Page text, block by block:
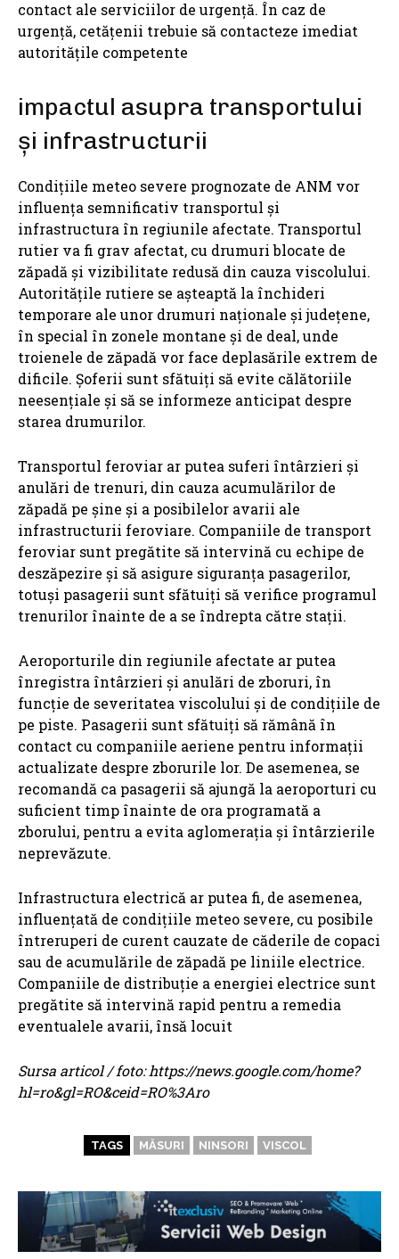
contact ale serviciilor de urgență. În caz de
urgență, cetățenii trebuie să contacteze imediat
autoritățile competente
impactul asupra transportului
și infrastructurii
Condițiile meteo severe prognozate de ANM vor
influența semnificativ transportul și
infrastructura în regiunile afectate. Transportul
rutier va fi grav afectat, cu drumuri blocate de
zăpadă și vizibilitate redusă din cauza viscolului.
Autoritățile rutiere se așteaptă la închideri
temporare ale unor drumuri naționale și județene,
în special în zonele montane și de deal, unde
troienele de zăpadă vor face deplasările extrem de
dificile. Șoferii sunt sfătuiți să evite călătoriile
neesențiale și să se informeze anticipat despre
starea drumurilor.
Transportul feroviar ar putea suferi întârzieri și
anulări de trenuri, din cauza acumulărilor de
zăpadă pe șine și a posibilelor avarii ale
infrastructurii feroviare. Companiile de transport
feroviar sunt pregătite să intervină cu echipe de
deszăpezire și să asigure siguranța pasagerilor,
totuși pasagerii sunt sfătuiți să verifice programul
trenurilor înainte de a se îndrepta către stații.
Aeroporturile din regiunile afectate ar putea
înregistra întârzieri și anulări de zboruri, în
funcție de severitatea viscolului și de condițiile de
pe piste. Pasagerii sunt sfătuiți să rămână în
contact cu companiile aeriene pentru informații
actualizate despre zborurile lor. De asemenea, se
recomandă ca pasagerii să ajungă la aeroporturi cu
suficient timp înainte de ora programată a
zborului, pentru a evita aglomerația și întârzierile
neprevăzute.
Infrastructura electrică ar putea fi, de asemenea,
influențată de condițiile meteo severe, cu posibile
întreruperi de curent cauzate de căderile de copaci
sau de acumulările de zăpadă pe liniile electrice.
Companiile de distribuție a energiei electrice sunt
pregătite să intervină rapid pentru a remedia
eventualele avarii, însă locuit
Sursa articol / foto: https://news.google.com/home?
hl=ro&gl=RO&ceid=RO%3Aro
TAGS MĂSURI NINSORI VISCOL